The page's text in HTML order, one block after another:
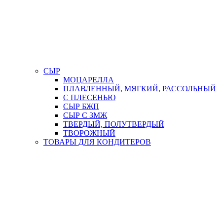
СЫР
МОЦАРЕЛЛА
ПЛАВЛЕННЫЙ, МЯГКИЙ, РАССОЛЬНЫЙ
С ПЛЕСЕНЬЮ
СЫР БЖП
СЫР С ЗМЖ
ТВЕРДЫЙ, ПОЛУТВЕРДЫЙ
ТВОРОЖНЫЙ
ТОВАРЫ ДЛЯ КОНДИТЕРОВ